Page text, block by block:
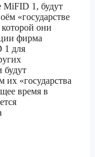
1, будут
«государстве
они
фирма
1 для
будут
их «государства
время в